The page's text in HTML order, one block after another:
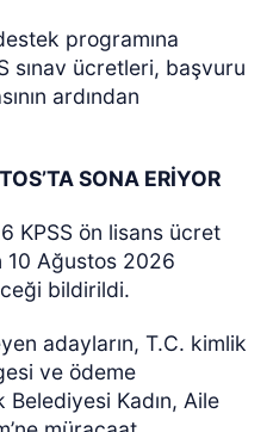
programına
sınav ücretleri, başvuru
ardından
SONA ERİYOR
KPSS ön lisans ücret
10 Ağustos 2026
bildirildi.
adayların, T.C. kimlik
ve ödeme
Kadın, Aile